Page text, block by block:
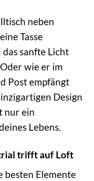
neben
Tasse
sanfte Licht
wie er im
Post empfängt
Design
nur ein
Lebens.
trifft auf Loft
besten Elemente